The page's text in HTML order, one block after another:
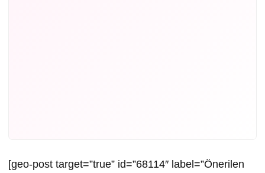
[geo-post target=”true” id=”68114″ label=”Önerilen